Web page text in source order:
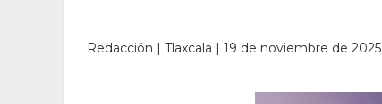
Redacción | Tlaxcala | 19 de noviembre de 2025